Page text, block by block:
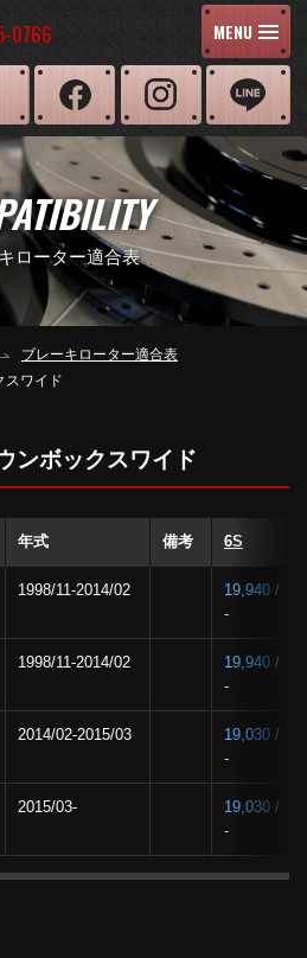
0766 MENU
ローター適合表
ブレーキローター適合表
スワイド
ンボックスワイド
年式 備考 6S
1998/11-2014/02 19,940 /
-
1998/11-2014/02 19,940 /
-
2014/02-2015/03 19,030 /
-
2015/03- 19,030 /
-